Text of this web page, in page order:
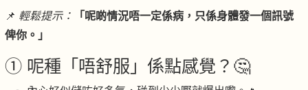
📌 輕鬆提示：
「呢啲情況唔一定係病，只係身體發一個訊號
俾你。」
① 呢種「唔舒服」係點感覺？🤔